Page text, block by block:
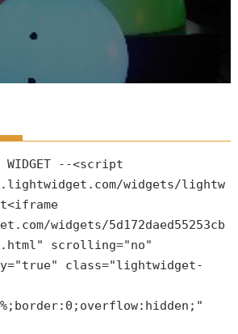
--<script
widgets/lightw
widgets/5d172daed55253cb
scrolling="no"
class="lightwidget-